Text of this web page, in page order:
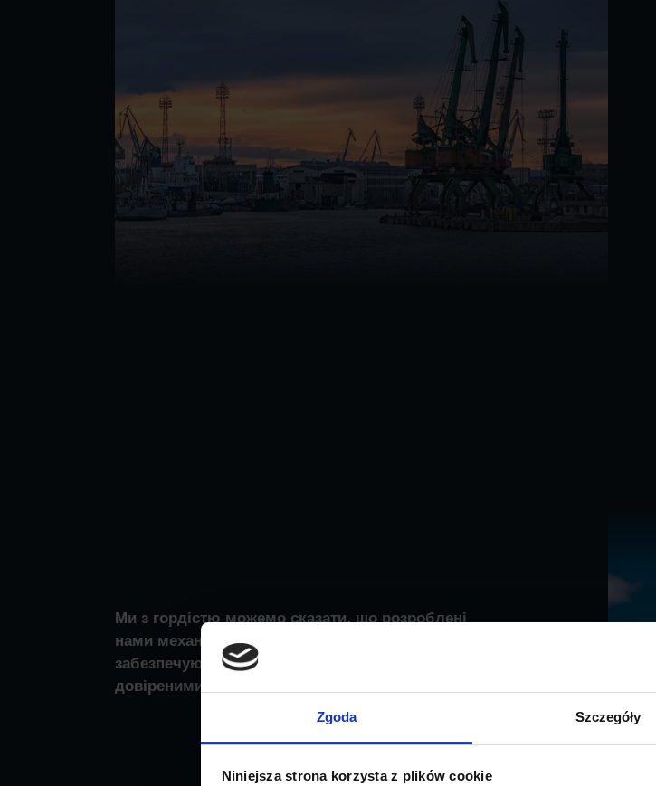
Zgoda Szczegóły
Niniejsza strona korzysta z plików cookie
Ми з гордістю можемо сказати, що розроблені
нами механізми повсякденної праці,
забезпечують швидку та ефективну роботу з
довіреними нам вантажами.